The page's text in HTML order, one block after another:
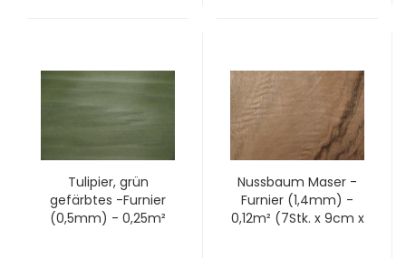
Tulipier, grün
gefärbtes -Furnier
(0,5mm) - 0,25m²
Nussbaum Maser -
Furnier (1,4mm) -
0,12m² (7Stk. x 9cm x